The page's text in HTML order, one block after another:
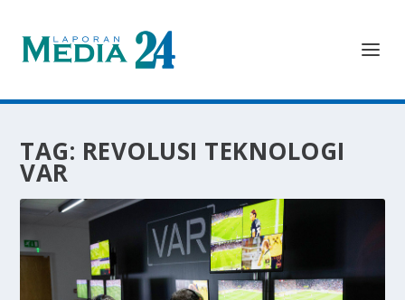
TAG: REVOLUSI TEKNOLOGI
VAR